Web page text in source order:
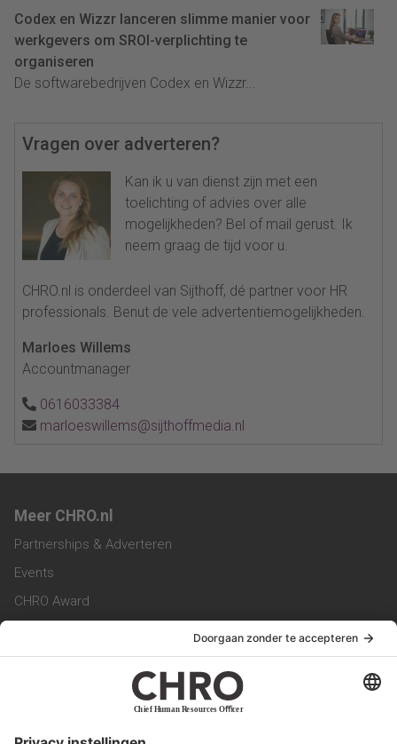
Codex en Wizzr lanceren slimme manier voor
werkgevers om SROI-verplichting te
organiseren
De softwarebedrijven Codex en Wizzr...
Vragen over adverteren?
Kan ik u van dienst zijn met een
toelichting of advies over alle
mogelijkheden? Bel of mail gerust. Ik
neem graag de tijd voor u.
CHRO.nl is onderdeel van Sijthoff, dé partner voor HR
professionals. Benut de vele advertentiemogelijkheden.
Marloes Willems
Accountmanager
0616033384
marloeswillems@sijthoffmedia.nl
Meer CHRO.nl
Partnerships & Adverteren
Events
CHRO Award
CHRO Magazine
Service & Contact